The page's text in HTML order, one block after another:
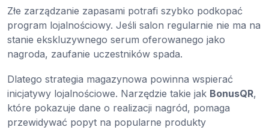
Złe zarządzanie zapasami potrafi szybko podkopać
program lojalnościowy. Jeśli salon regularnie nie ma na
stanie ekskluzywnego serum oferowanego jako
nagroda, zaufanie uczestników spada.
Dlatego strategia magazynowa powinna wspierać
inicjatywy lojalnościowe. Narzędzie takie jak BonusQR,
które pokazuje dane o realizacji nagród, pomaga
przewidywać popyt na popularne produkty